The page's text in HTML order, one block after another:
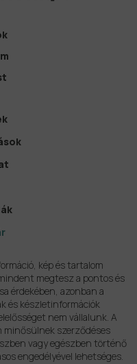
kép és tartalom
megtesz a pontos és
érdekében, azonban a
és készletinformációk
nem vállalunk. A
szerződéses
vagy egészben történő
engedélyével lehetséges.